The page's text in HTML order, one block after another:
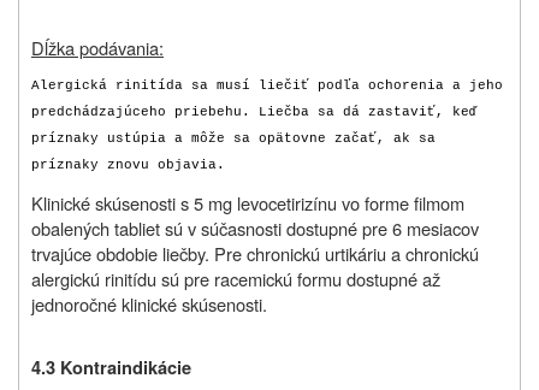
Dĺžka podávania:
Alergická rinitída sa musí liečiť podľa ochorenia a jeho
predchádzajúceho priebehu. Liečba sa dá zastaviť, keď
príznaky ustúpia a môže sa opätovne začať, ak sa
príznaky znovu objavia.
Klinické skúsenosti s 5 mg levocetirizínu vo forme filmom
obalených tabliet sú v súčasnosti dostupné pre 6 mesiacov
trvajúce obdobie liečby. Pre chronickú urtikáriu a chronickú
alergickú rinitídu sú pre racemickú formu dostupné až
jednoročné klinické skúsenosti.
4.3 Kontraindikácie